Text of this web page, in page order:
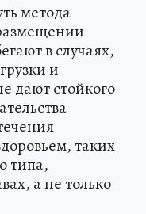
метода
в случаях,
и
дают стойкого
таких
типа,
а не только